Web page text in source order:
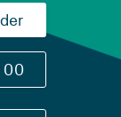
00